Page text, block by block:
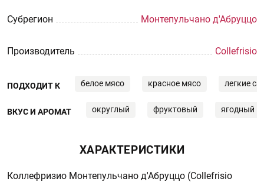
Субрегион Монтепульчано д'Абруццо
Производитель Collefrisio
ПОДХОДИТ К белое мясо красное мясо легкие
ВКУС И АРОМАТ округлый фруктовый ягодный
ХАРАКТЕРИСТИКИ
Коллефризио Монтепульчано д'Абруццо (Collefrisio